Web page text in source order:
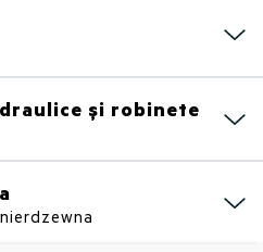
și robinete